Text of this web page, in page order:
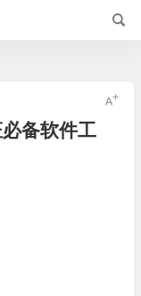
备软件工